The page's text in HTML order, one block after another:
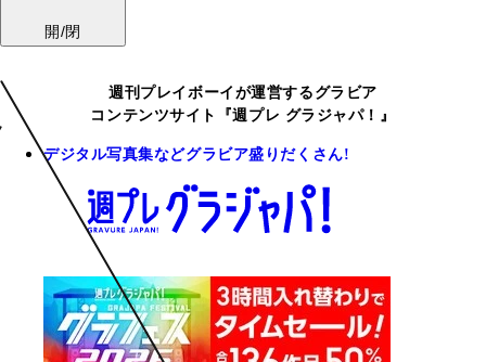
開/閉
週刊プレイボーイが運営するグラビア
コンテンツサイト『週プレ グラジャパ！』
デジタル写真集などグラビア盛りだくさん!